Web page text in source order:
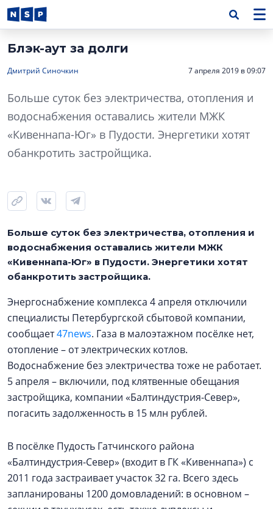
Блэк-аут за долги
Дмитрий Синочкин 7 апреля 2019 в 09:07
Больше суток без электричества, отопления и
водоснабжения оставались жители МЖК
«Кивеннапа-Юг» в Пудости. Энергетики хотят
обанкротить застройщика.
Больше суток без электричества, отопления и
водоснабжения оставались жители МЖК
«Кивеннапа-Юг» в Пудости. Энергетики хотят
обанкротить застройщика.
Энергоснабжение комплекса 4 апреля отключили
специалисты Петербургской сбытовой компании,
сообщает47news. Газа в малоэтажном посёлке нет,
отопление – от электрических котлов.
Водоснабжение без электричества тоже не работает.
5 апреля – включили, под клятвенные обещания
застройщика, компании «Балтиндустрия-Север»,
погасить задолженность в 15 млн рублей.
В посёлке Пудость Гатчинского района
«Балтиндустрия-Север» (входит в ГК «Кивеннапа») с
2011 года застраивает участок 32 га. Всего здесь
запланированы 1200 домовладений: в основном –